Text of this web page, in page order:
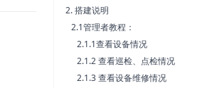
2. 搭建说明
2.1管理者教程：
2.1.1查看设备情况
2.1.2 查看巡检、点检情况
2.1.3 查看设备维修情况